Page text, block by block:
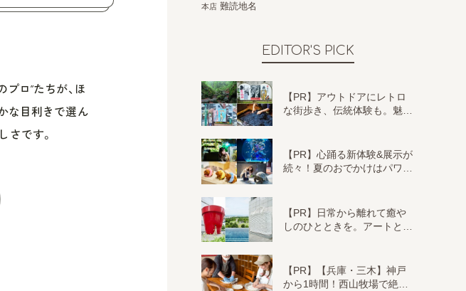
ロ”たちが、ほ
な目利きで選ん
さです。
本店 難読地名
EDITOR'S PICK
【PR】アウトドアにレトロ
な街歩き、伝統体験も。魅…
【PR】心踊る新体験&展示が
続々！夏のおでかけはパワ…
【PR】日常から離れて癒や
しのひとときを。アートと…
【PR】【兵庫・三木】神戸
から1時間！西山牧場で絶…